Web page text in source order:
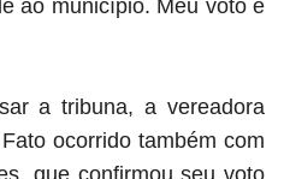
ao município. Meu voto é
a tribuna, a vereadora
ocorrido também com
que confirmou seu voto